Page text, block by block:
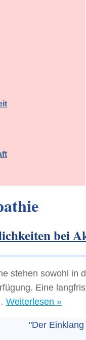
bei
stehen sowohl in
Eine
Weiterlesen »
Akne
"Der